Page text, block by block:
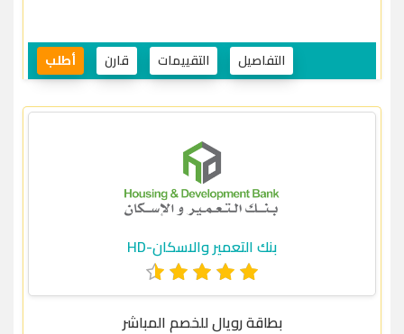
التفاصيل التقييمات قارن أطلب
بنك التعمير والاسكان-HD
بطاقة رويال للخصم المباشر